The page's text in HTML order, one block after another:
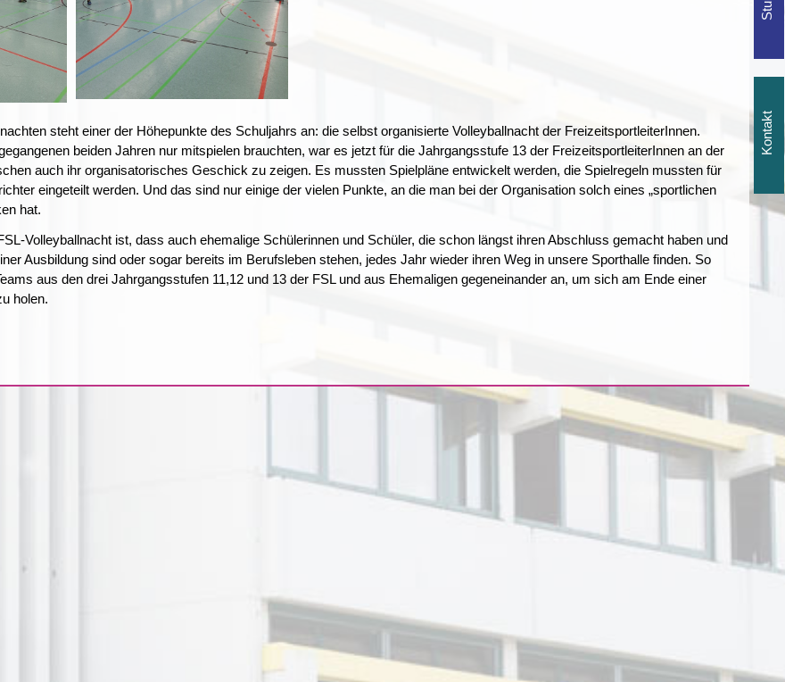
steht einer der Höhepunkte des Schuljahrs an: die selbst organisierte Volleyballnacht der FreizeitsportleiterInnen.
beiden Jahren nur mitspielen brauchten, war es jetzt für die Jahrgangsstufe 13 der FreizeitsportleiterInnen an der
auch ihr organisatorisches Geschick zu zeigen. Es mussten Spielpläne entwickelt werden, die Spielregeln mussten für
eingeteilt werden. Und das sind nur einige der vielen Punkte, an die man bei der Organisation solch eines „sportlichen
hat.
Volleyballnacht ist, dass auch ehemalige Schülerinnen und Schüler, die schon längst ihren Abschluss gemacht haben und
Ausbildung sind oder sogar bereits im Berufsleben stehen, jedes Jahr wieder ihren Weg in unsere Sporthalle finden. So
aus den drei Jahrgangsstufen 11,12 und 13 der FSL und aus Ehemaligen gegeneinander an, um sich am Ende einer
holen.